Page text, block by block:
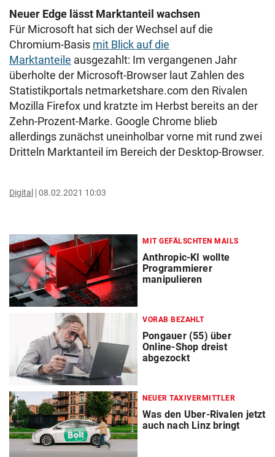
Neuer Edge lässt Marktanteil wachsen
Für Microsoft hat sich der Wechsel auf die
Chromium-Basis mit Blick auf die
Marktanteile ausgezahlt: Im vergangenen Jahr
überholte der Microsoft-Browser laut Zahlen des
Statistikportals netmarketshare.com den Rivalen
Mozilla Firefox und kratzte im Herbst bereits an der
Zehn-Prozent-Marke. Google Chrome blieb
allerdings zunächst uneinholbar vorne mit rund zwei
Dritteln Marktanteil im Bereich der Desktop-Browser.
Digital 08.02.2021 10:03
MIT GEFÄLSCHTEN MAILS
Anthropic-KI wollte
Programmierer
manipulieren
VORAB BEZAHLT
Pongauer (55) über
Online-Shop dreist
abgezockt
NEUER TAXIVERMITTLER
Was den Uber-Rivalen jetzt
auch nach Linz bringt